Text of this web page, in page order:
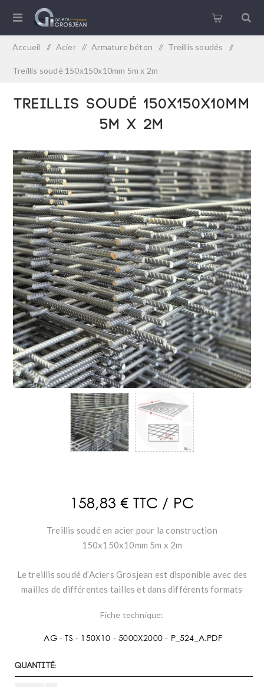
Accueil / Acier / Armature béton / Treillis soudés /
Treillis soudé 150x150x10mm 5m x 2m
Treillis soudé 150x150x10mm
5m x 2m
158,83 € TTC / PC
Treillis soudé en acier pour la construction
150x150x10mm 5m x 2m
Le treillis soudé d’Aciers Grosjean est disponible avec des
mailles de différentes tailles et dans différents formats
Fiche technique:
AG - TS - 150X10 - 5000X2000 - P_524_A.PDF
Quantité: